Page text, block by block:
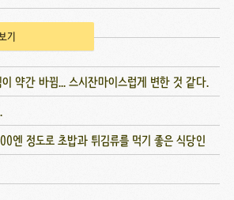
기
약간 바뀜... 스시잔마이스럽게 변한 것 같다.
엔 정도로 초밥과 튀김류를 먹기 좋은 식당인